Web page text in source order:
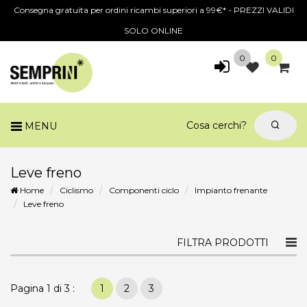
Consegna gratuita per ordini ricambi superiori a 99€* - PREZZI VALIDI
SOLO ONLINE
MENU
0 0
Leve freno
Home Ciclismo Componenti ciclo
Impianto frenante
Leve freno
FILTRA PRODOTTI
Pagina 1 di 3 : 1 2 3